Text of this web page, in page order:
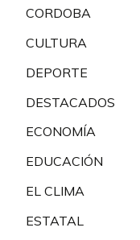
CORDOBA
CULTURA
DEPORTE
DESTACADOS
ECONOMÍA
EDUCACIÓN
EL CLIMA
ESTATAL